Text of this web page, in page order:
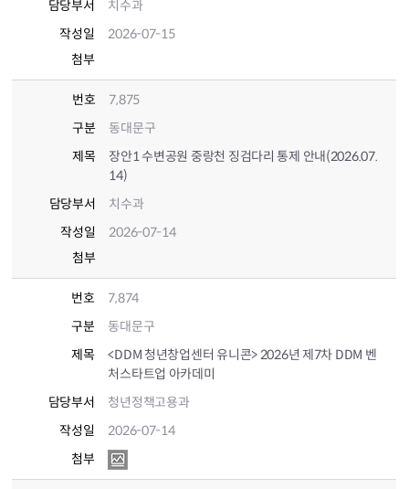
담당부서
치수과
작성일
2026-07-15
첨부
번호
7,875
구분
동대문구
제목
장안1 수변공원 중랑천 징검다리 통제 안내(2026.07.
14)
담당부서
치수과
작성일
2026-07-14
첨부
번호
7,874
구분
동대문구
제목
<DDM 청년창업센터 유니콘> 2026년 제7차 DDM 벤
처스타트업 아카데미
담당부서
청년정책고용과
작성일
2026-07-14
첨부